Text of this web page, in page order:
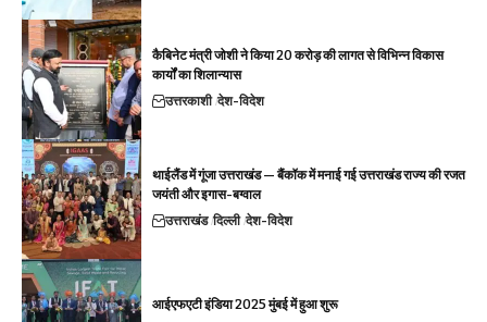
कैबिनेट मंत्री जोशी ने किया 20 करोड़ की लागत से विभिन्न विकास
कार्यों का शिलान्यास
उत्तरकाशी देश-विदेश
थाईलैंड में गूंजा उत्तराखंड — बैंकॉक में मनाई गई उत्तराखंड राज्य की रजत
जयंती और इगास-बग्वाल
उत्तराखंड दिल्ली देश-विदेश
आईएफएटी इंडिया 2025 मुंबई में हुआ शुरू